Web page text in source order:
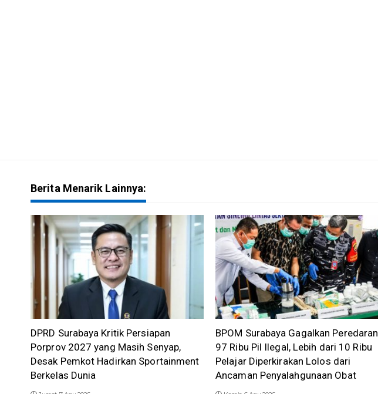
Berita Menarik Lainnya:
DPRD Surabaya Kritik Persiapan
Porprov 2027 yang Masih Senyap,
Desak Pemkot Hadirkan Sportainment
Berkelas Dunia
BPOM Surabaya Gagalkan Peredaran
97 Ribu Pil Ilegal, Lebih dari 10 Ribu
Pelajar Diperkirakan Lolos dari
Ancaman Penyalahgunaan Obat